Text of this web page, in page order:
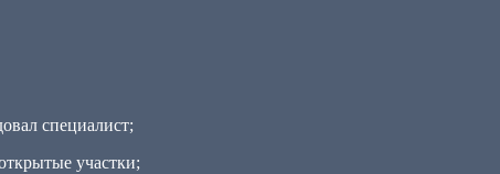
специалист;
участки;